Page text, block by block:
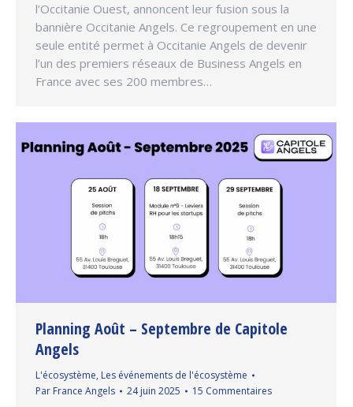
l’Occitanie Ouest, annoncent leur fusion sous la
bannière Occitanie Angels. Ce regroupement en une
seule entité permet à Occitanie Angels de devenir
l’un des premiers réseaux de Business Angels en
France avec ses 200 membres…
Planning Août – Septembre de Capitole
Angels
L'écosystème, Les événements de l'écosystème
Par France Angels 24 juin 2025 15 Commentaires